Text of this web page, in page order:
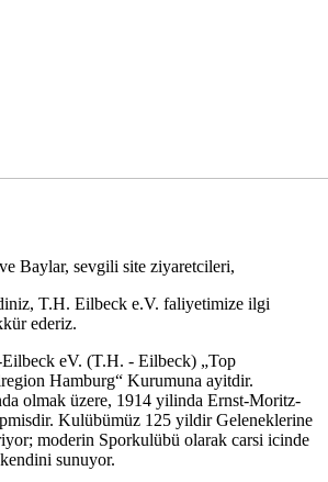
Baylar, sevgili site ziyaretcileri,
T.H. Eilbeck e.V. faliyetimize ilgi
ederiz.
eV. (T.H. - Eilbeck) „Top
Hamburg“ Kurumuna ayitdir.
olmak üzere, 1914 yilinda Ernst-Moritz-
Kulübümüz 125 yildir Geleneklerine
moderin Sporkulübü olarak carsi icinde
sunuyor.